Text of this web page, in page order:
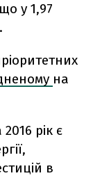
у 1,97
на
рік є
в